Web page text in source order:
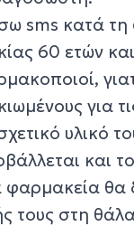
sms κατά τη
60 ετών
για
υλικό
και
φαρμακεία θα
τους στη